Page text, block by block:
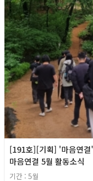
[191호][기획] '마음연결
마음연결 5월 활동소식
기간 : 5월